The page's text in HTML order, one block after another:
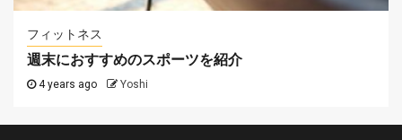
フィットネス
週末におすすめのスポーツを紹介
4 years ago Yoshi